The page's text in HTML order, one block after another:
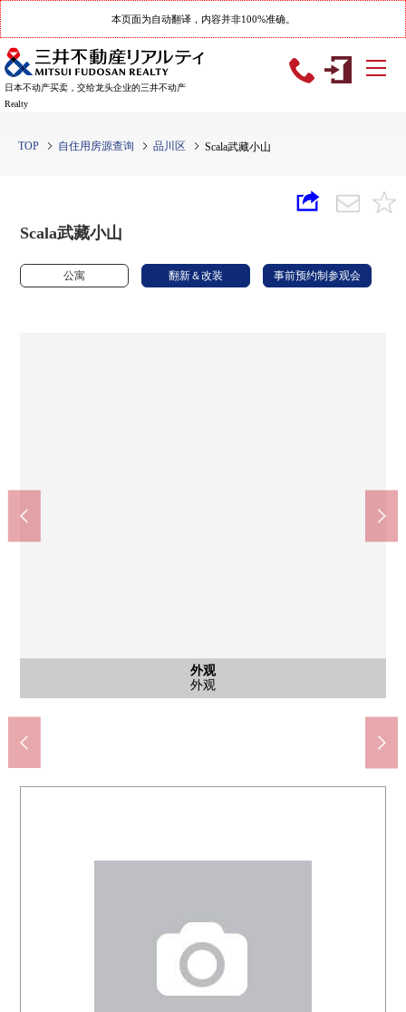
本页面为自动翻译，内容并非100%准确。
日本不动产买卖，交给龙头企业的三井不动产
Realty
TOP 自住用房源查询 品川区 Scala武藏小山
Scala武藏小山
公寓 翻新＆改装 事前预约制参观会
外观
外观
卧室
约10.6张塌塌米卧室
卧室
约10.6张塌塌米卧室
收纳
约10.6张塌塌米卧室的收纳
厨房
厨房
公共汽车
洗脸
厕所
入口
入口
共有部分
自行车停放处
外观
外观
外观
外观
武藏小山手掌商店街(约100m)
步行2分钟。
超市OZEKI武藏小山商店(约80m)
步行1分钟。
LIFE武藏小山商店(约320m)
步行4分钟。
成城石井武藏小山商店(约460m)
步行6分钟。
业务超市武藏小山商店(约560m)
步行7分钟。
杉药房武藏小山商店(约220m)
步行3分钟。
COCOKARA FINE武藏小山站前店(约370m)
步行5分钟。
全家便利店小山3丁目商店(约20m)
步行1分钟。
7-Eleven武藏小山站前店(约220m)
步行3分钟。
Lawson LAWSON+toks武藏小山商店(约270m)
步行4分钟。
荏原中央公园(约559m)
步行7分钟。